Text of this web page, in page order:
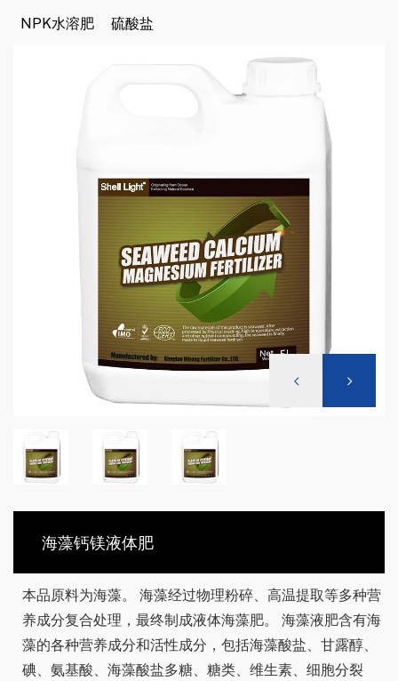
NPK水溶肥
硫酸盐
海藻钙镁液体肥
本品原料为海藻。 海藻经过物理粉碎、高温提取等多种营
养成分复合处理，最终制成液体海藻肥。 海藻液肥含有海
藻的各种营养成分和活性成分，包括海藻酸盐、甘露醇、
碘、氨基酸、海藻酸盐多糖、糖类、维生素、细胞分裂